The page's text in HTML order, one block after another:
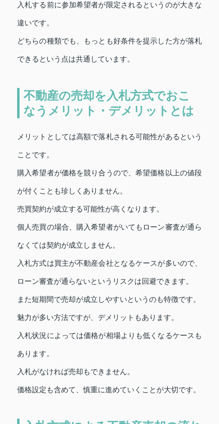
入札する前に参加希望者が限定されるというのが大きな
違いです。
どちらの種類でも、もっとも好条件を提示した方が落札
できるという点は共通しています。
不動産の売却を入札方式でおこ
なうメリット・デメリットとは
メリットとしては高額で落札される可能性があるという
ことです。
購入希望者が価格を競り合うので、希望価格以上の値段
が付くことも珍しくありません。
売買契約が成立する可能性が高くなります。
個人売買の場合、購入希望者がいてもローン審査が通ら
なくては契約が成立しません。
入札方式は買主が不動産会社となるケースが多いので、
ローン審査が通らないというリスクは回避できます。
また短期間で売却が成立しやすいというのも特徴です。
魅力が多い方法ですが、デメリットもあります。
入札状況によっては価格が相場よりも低くなるケースも
あります。
入札がなければ売却もできません。
価格設定も含めて、慎重に進めていくことが大切です。